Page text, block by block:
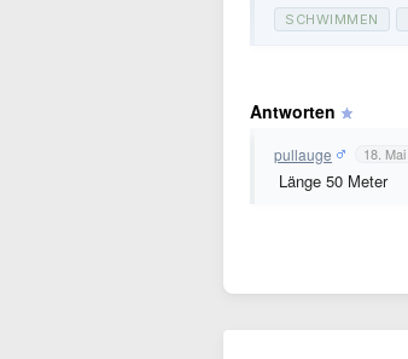
SCHWIMMEN
Antworten
pullauge 18.
Länge 50 Meter